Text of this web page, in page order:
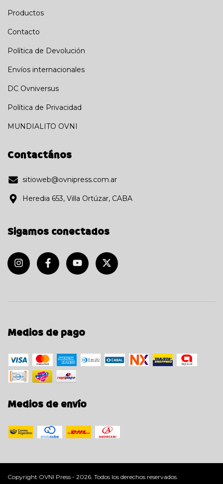
Productos
Contacto
Política de Devolución
Envíos internacionales
DC Ovniversus
Política de Privacidad
MUNDIALITO OVNI
Contactános
sitioweb@ovnipress.com.ar
Heredia 653, Villa Ortúzar, CABA
Sigamos conectados
Medios de pago
Medios de envío
Copyright OVNI Press - 2026. Todos los derechos reservados.